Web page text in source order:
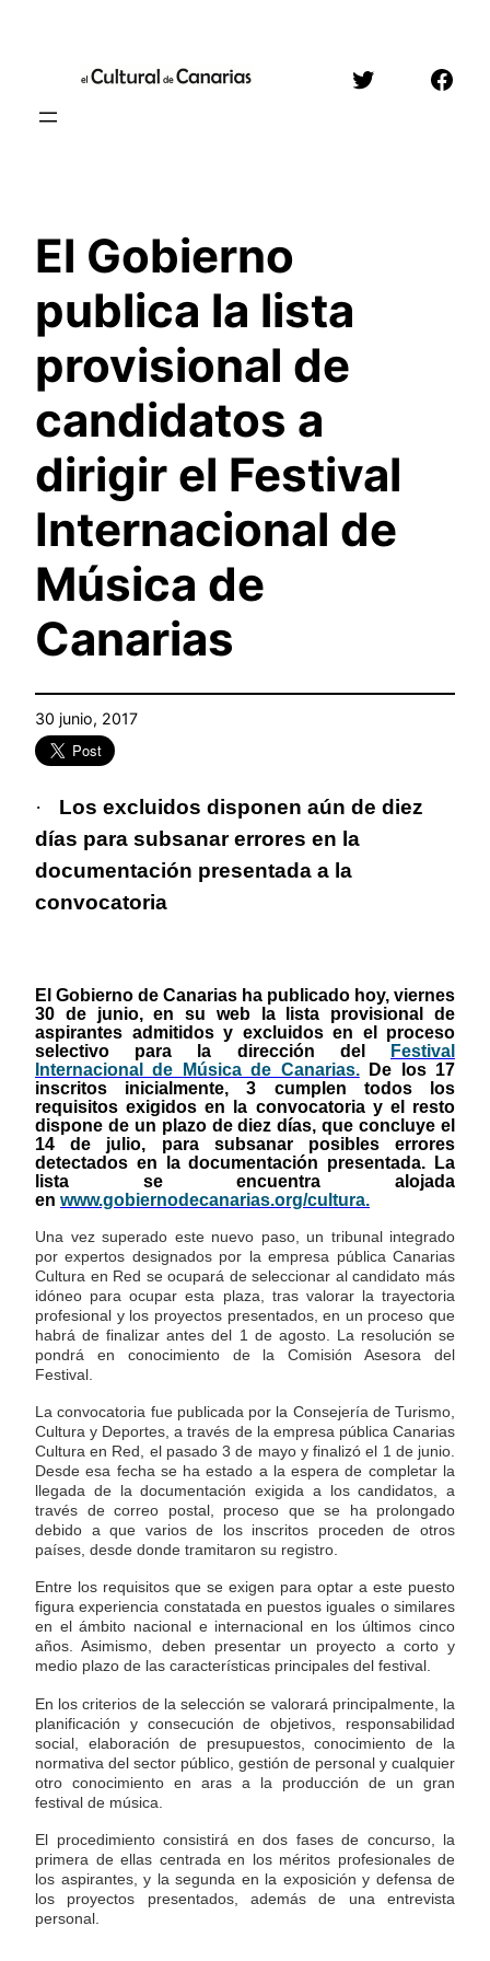
contenido
Twitter
El Gobierno
publica la lista
provisional de
candidatos a
dirigir el Festival
Internacional de
Música de
Canarias
30 junio, 2017
·
Los excluidos disponen aún de diez
días para subsanar errores en la
documentación presentada a la
convocatoria
El Gobierno de Canarias ha publicado hoy, viernes
30 de junio, en su web la lista provisional de
aspirantes admitidos y excluidos en el proceso
selectivo para la dirección del Festival
Internacional de Música de Canarias.
De los 17
inscritos inicialmente, 3 cumplen todos los
requisitos exigidos en la convocatoria y el resto
dispone de un plazo de diez días, que concluye el
14 de julio, para subsanar posibles errores
detectados en la documentación presentada. La
lista se encuentra alojada
en www.gobiernodecanarias.org/cultura.
Una vez superado este nuevo paso, un tribunal integrado
por expertos designados por la empresa pública Canarias
Cultura en Red se ocupará de seleccionar al candidato más
idóneo para ocupar esta plaza, tras valorar la trayectoria
profesional y los proyectos presentados, en un proceso que
habrá de finalizar antes del 1 de agosto. La resolución se
pondrá en conocimiento de la Comisión Asesora del
Festival.
La convocatoria fue publicada por la Consejería de Turismo,
Cultura y Deportes, a través de la empresa pública Canarias
Cultura en Red, el pasado 3 de mayo y finalizó el 1 de junio.
Desde esa fecha se ha estado a la espera de completar la
llegada de la documentación exigida a los candidatos, a
través de correo postal, proceso que se ha prolongado
debido a que varios de los inscritos proceden de otros
países, desde donde tramitaron su registro.
Entre los requisitos que se exigen para optar a este puesto
figura experiencia constatada en puestos iguales o similares
en el ámbito nacional e internacional en los últimos cinco
años. Asimismo, deben presentar un proyecto a corto y
medio plazo de las características principales del festival.
En los criterios de la selección se valorará principalmente, la
planificación y consecución de objetivos, responsabilidad
social, elaboración de presupuestos, conocimiento de la
normativa del sector público, gestión de personal y cualquier
otro conocimiento en aras a la producción de un gran
festival de música.
El procedimiento consistirá en dos fases de concurso, la
primera de ellas centrada en los méritos profesionales de
los aspirantes, y la segunda en la exposición y defensa de
los proyectos presentados, además de una entrevista
personal.